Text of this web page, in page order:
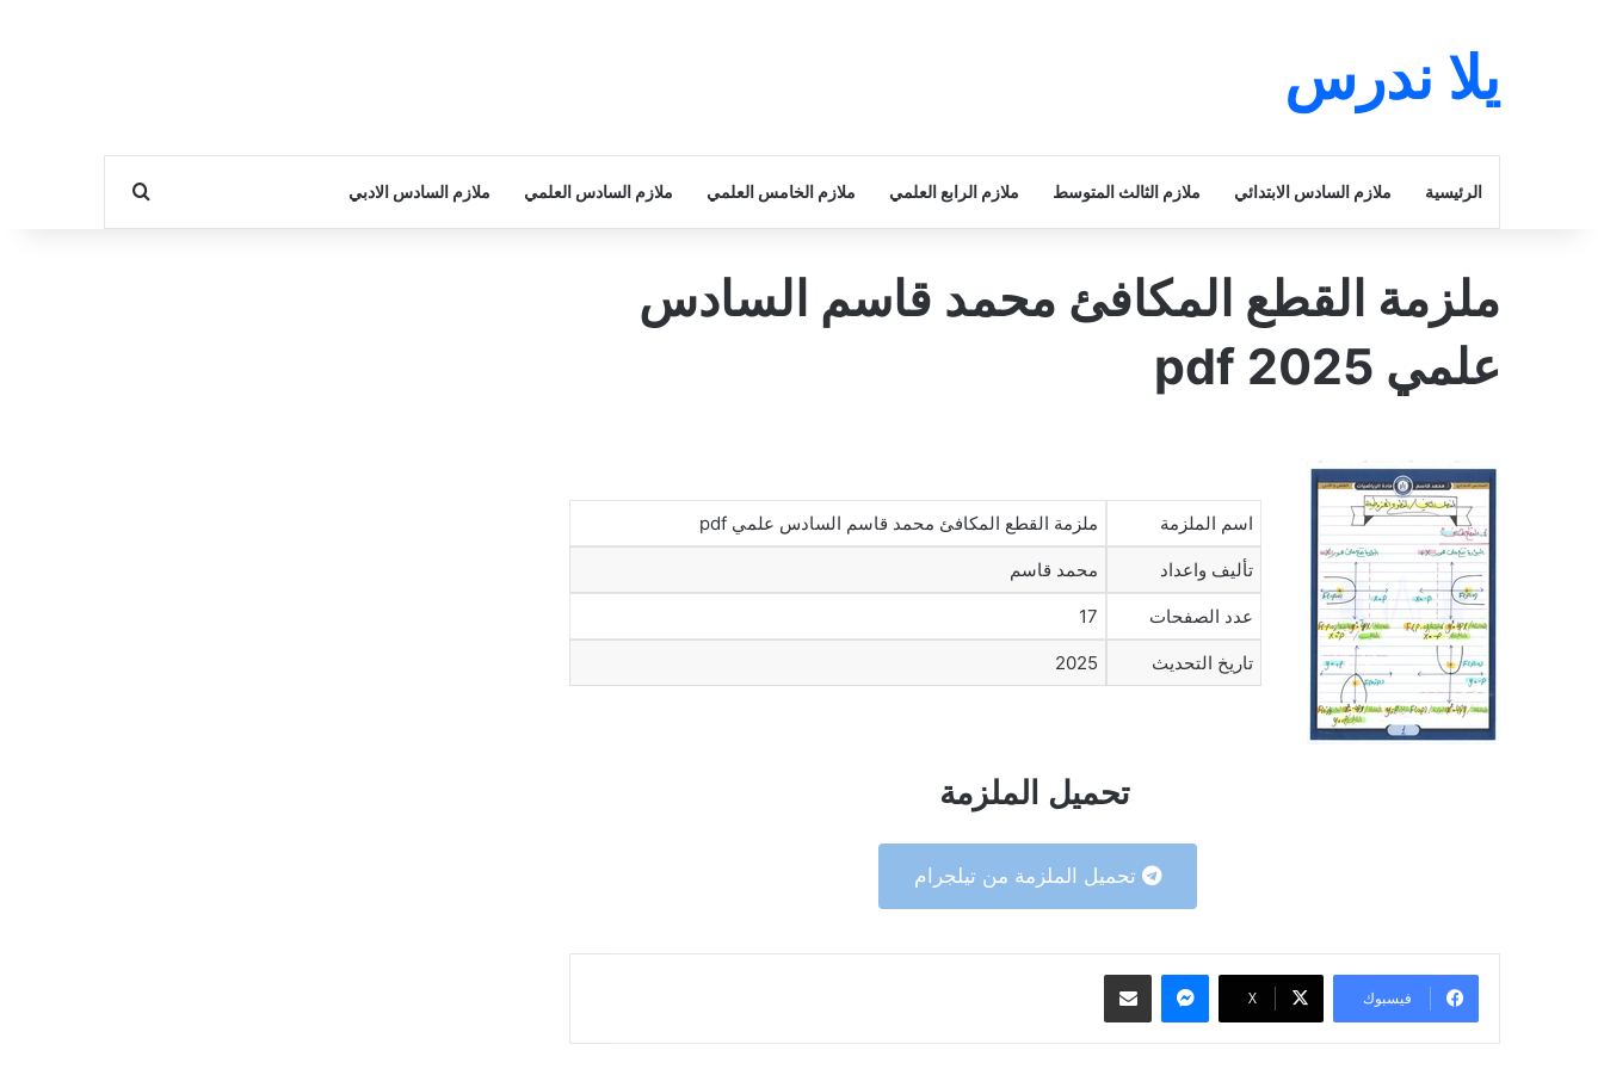
يلا ندرس
الرئيسية ملازم السادس الابتدائي ملازم الثالث المتوسط ملازم الرابع العلمي ملازم الخامس العلمي ملازم السادس العلمي ملازم السادس الادبي بحث عن
ملزمة القطع المكافئ محمد قاسم السادس
علمي 2025 pdf
اسم الملزمة ملزمة القطع المكافئ محمد قاسم السادس علمي pdf
تأليف واعداد محمد قاسم
عدد الصفحات 17
تاريخ التحديث 2025
تحميل الملزمة
تحميل الملزمة من تيلجرام
فيسبوك ‫X
ماسنجر مشاركة عبر البريد